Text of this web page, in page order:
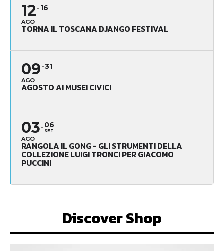
12
AGO
16
TORNA IL TOSCANA DJANGO FESTIVAL
09
AGO
31
AGOSTO AI MUSEI CIVICI
03
AGO
06
SET
RANGOLA IL GONG - GLI STRUMENTI DELLA
COLLEZIONE LUIGI TRONCI PER GIACOMO
PUCCINI
Discover Shop